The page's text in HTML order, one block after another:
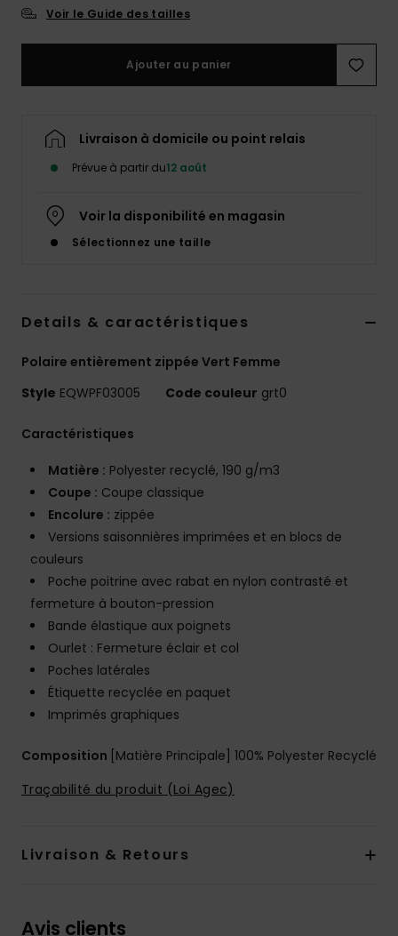
Voir le Guide des tailles
Ajouter au panier
Livraison à domicile ou point relais
Prévue à partir du12 août
Voir la disponibilité en magasin
Sélectionnez une taille
Details & caractéristiques
Polaire entièrement zippée Vert Femme
Style EQWPF03005 Code couleur grt0
Caractéristiques
Matière : Polyester recyclé, 190 g/m3
Coupe : Coupe classique
Encolure : zippée
Versions saisonnières imprimées et en blocs de
couleurs
Poche poitrine avec rabat en nylon contrasté et
fermeture à bouton-pression
Bande élastique aux poignets
Ourlet : Fermeture éclair et col
Poches latérales
Étiquette recyclée en paquet
Imprimés graphiques
Composition [Matière Principale] 100% Polyester Recyclé
Traçabilité du produit (Loi Agec)
Livraison & Retours
Avis clients